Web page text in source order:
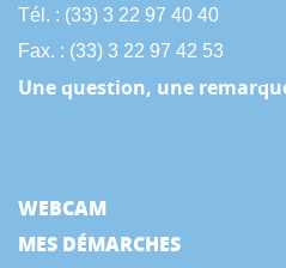
Tél. : (33) 3 22 97 40 40
Fax. : (33) 3 22 97 42 53
Une question, une
WEBCAM
MES DÉMARCHES